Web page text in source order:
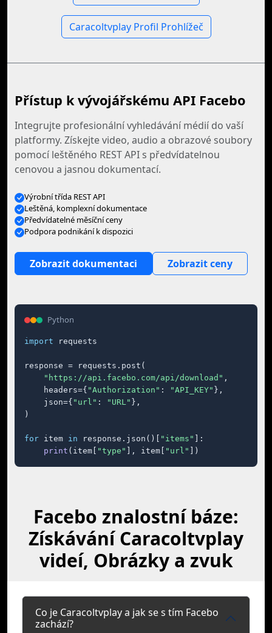
Caracoltvplay Profil Prohlížeč
Přístup k vývojářskému API Facebo
Integrujte profesionální vyhledávání médií do vaší
platformy. Získejte video, audio a obrazové soubory
pomocí leštěného REST API s předvídatelnou
cenovou a jasnou dokumentací.
Výrobní třída REST API
Leštěná, komplexní dokumentace
Předvídatelné měsíční ceny
Podpora podnikání k dispozici
Zobrazit dokumentaci Zobrazit ceny
Python
import requests
response = requests.post(
"https://api.facebo.com/api/download" ,
    headers={
"Authorization" : "API_KEY" },
    json={
"url" : "URL" },
)
for item in response.json()[ "items"
]:
print (item[ "type" ], item[ "url" ])
Facebo znalostní báze:
Získávání Caracoltvplay
videí, Obrázky a zvuk
Co je Caracoltvplay a jak se s tím Facebo
zachází?